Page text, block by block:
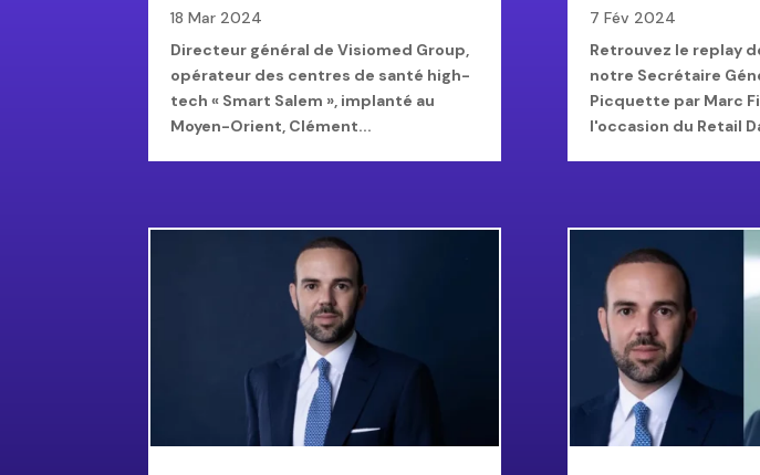
18 Mar 2024
Directeur général de Visiomed Group,
opérateur des centres de santé high-
tech « Smart Salem », implanté au
Moyen-Orient, Clément...
7 Fév 2024
Retrouvez le replay
notre Secrétaire
Picquette par Marc
l'occasion du Retail